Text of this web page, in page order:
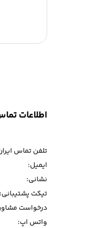
اطلاعات
تلفن تماس
ایمیل:
نشانی:
تیکت پشتیبانی:
درخواست
واتس اپ: